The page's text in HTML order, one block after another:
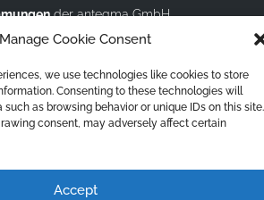
Manage Cookie Consent
we use technologies like cookies to store
Consenting to these technologies will
as browsing behavior or unique IDs on this site.
consent, may adversely affect certain
Accept
der antegma GmbH
ANMELDEN